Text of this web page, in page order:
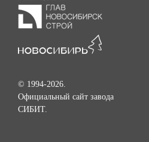
© 1994-2026.
Официальный сайт завода
СИБИТ.